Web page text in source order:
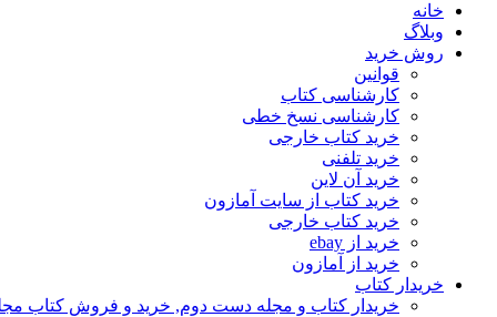
خانه
وبلاگ
روش خرید
قوانین
کارشناسی کتاب
کارشناسی نسخ خطی
خرید کتاب خارجی
خرید تلفنی
خرید آن لاین
خرید کتاب از سایت آمازون
خرید کتاب خارجی
خرید از ebay
خرید از آمازون
خریدار کتاب
خریدار کتاب و مجله دست دوم, خرید و فروش کتاب